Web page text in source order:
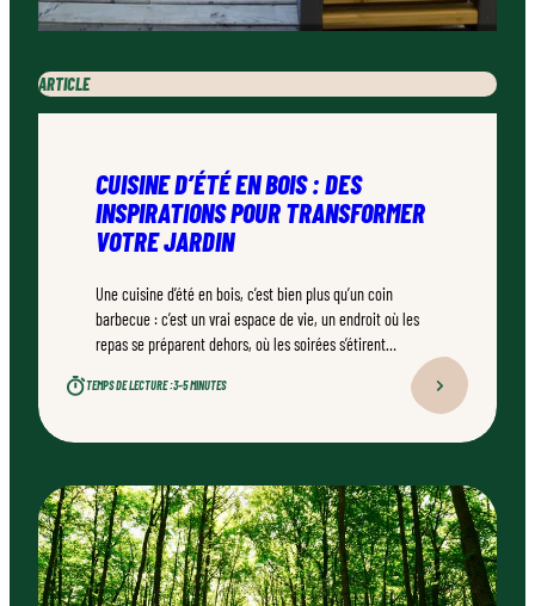
ARTICLE
CUISINE D’ÉTÉ EN BOIS : DES
INSPIRATIONS POUR TRANSFORMER
VOTRE JARDIN
Une cuisine d’été en bois, c’est bien plus qu’un coin
barbecue : c’est un vrai espace de vie, un endroit où les
repas se préparent dehors, où les soirées s’étirent
professionnel qualifié, ce type d’aménagement peut
TEMPS DE LECTURE :3–5 MINUTES